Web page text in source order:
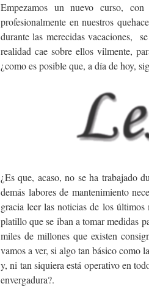
Empezamos un nuevo curso,
profesionalmente en nuestros
durante las merecidas vacaciones,
realidad cae sobre ellos vilmente,
¿como es posible que, a día de hoy,
¿Es que, acaso, no se ha trabajado
demás labores de mantenimiento
gracia leer las noticias de los
platillo que se iban a tomar medidas
miles de millones que existen
vamos a ver, si algo tan básico como
y, ni tan siquiera está operativo en
envergadura?.